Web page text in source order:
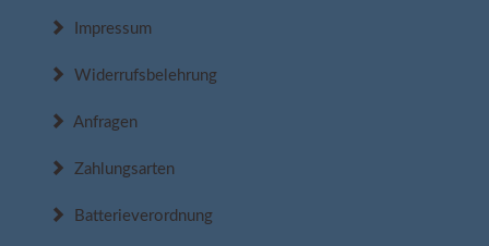
Impressum
Widerrufsbelehrung
Anfragen
Zahlungsarten
Batterieverordnung